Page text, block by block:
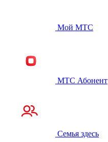
Мой МТС
МТС Абонент
Семья здесь